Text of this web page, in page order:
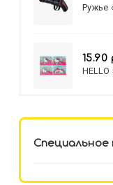
Ружье
15.90
Специальное